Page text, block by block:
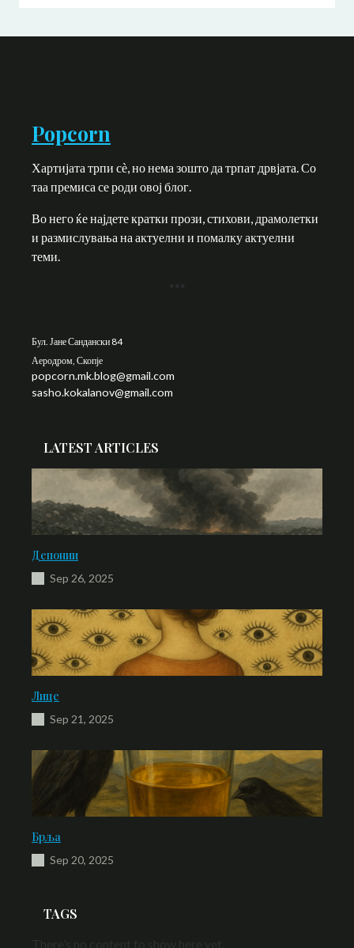
Popcorn
Хартијата трпи сѐ, но нема зошто да трпат дрвјата. Со
таа премиса се роди овој блог.
Во него ќе најдете кратки прози, стихови, драмолетки
и размислувања на актуелни и помалку актуелни
теми.
***
Бул. Јане Сандански 84
Аеродром, Скопје
popcorn.mk.blog@gmail.com
sasho.kokalanov@gmail.com
LATEST ARTICLES
Депонии
Sep 26, 2025
Лице
Sep 21, 2025
Брља
Sep 20, 2025
TAGS
There’s no content to show here yet.